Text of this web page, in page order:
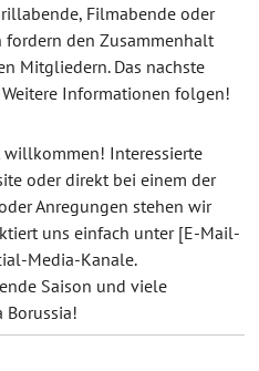
Filmabende oder
fordern den Zusammenhalt
Mitgliedern. Das nachste
Informationen folgen!
Interessierte
oder direkt bei einem der
Anregungen stehen wir
uns einfach unter [E-Mail-
Media-Kanale.
Saison und viele
Borussia!